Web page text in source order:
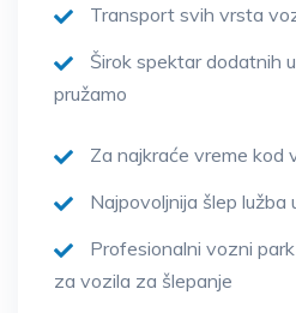
Transport svih vrsta
Širok spektar dodatnih
pružamo
Za najkraće vreme kod
Najpovoljnija šlep lužba
Profesionalni vozni
za vozila za šlepanje